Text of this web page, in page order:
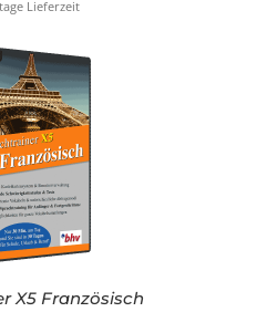
12,99 €9,99 €.
Lieferzeit
X5 Französisch